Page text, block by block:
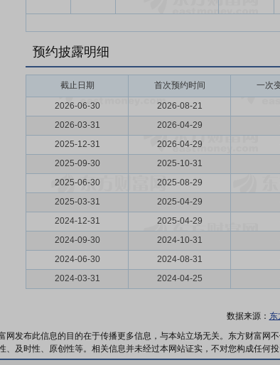
预约披露明细
截止日期 首次预约时间 一次
2026-06-30 2026-08-21
2026-03-31
2026-04-29
2025-12-31
2026-04-29
2025-09-30
2025-10-31
2025-06-30
2025-08-29
2025-03-31
2025-04-29
2024-12-31
2025-04-29
2024-09-30
2024-10-31
2024-06-30
2024-08-31
2024-03-31
2024-04-25
数据来源： 东
网发布此信息的目的在于传播更多信息，与本站立场无关。东方财富网
、及时性、原创性等。相关信息并未经过本网站证实，不对您构成任何投